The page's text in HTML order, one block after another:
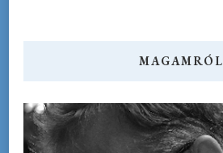
MAGAMRÓL